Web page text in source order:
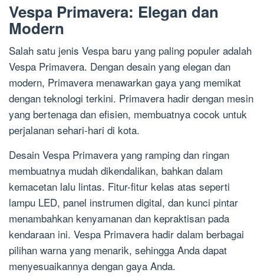
Vespa Primavera: Elegan dan
Modern
Salah satu jenis Vespa baru yang paling populer adalah
Vespa Primavera. Dengan desain yang elegan dan
modern, Primavera menawarkan gaya yang memikat
dengan teknologi terkini. Primavera hadir dengan mesin
yang bertenaga dan efisien, membuatnya cocok untuk
perjalanan sehari-hari di kota.
Desain Vespa Primavera yang ramping dan ringan
membuatnya mudah dikendalikan, bahkan dalam
kemacetan lalu lintas. Fitur-fitur kelas atas seperti
lampu LED, panel instrumen digital, dan kunci pintar
menambahkan kenyamanan dan kepraktisan pada
kendaraan ini. Vespa Primavera hadir dalam berbagai
pilihan warna yang menarik, sehingga Anda dapat
menyesuaikannya dengan gaya Anda.